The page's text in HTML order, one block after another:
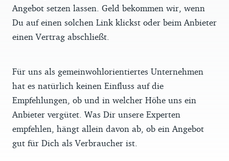
Angebot setzen lassen. Geld bekommen wir, wenn
Du auf einen solchen Link klickst oder beim Anbieter
einen Vertrag abschließt.
Für uns als gemeinwohlorientiertes Unternehmen
hat es natürlich keinen Einfluss auf die
Empfehlungen, ob und in welcher Höhe uns ein
Anbieter vergütet. Was Dir unsere Experten
empfehlen, hängt allein davon ab, ob ein Angebot
gut für Dich als Verbraucher ist.